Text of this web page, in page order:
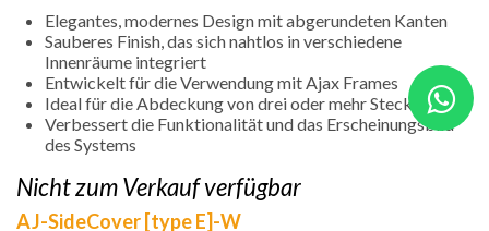
Elegantes, modernes Design mit abgerundeten Kanten
Sauberes Finish, das sich nahtlos in verschiedene
Innenräume integriert
Entwickelt für die Verwendung mit Ajax Frames
Ideal für die Abdeckung von drei oder mehr Steckdosen
Verbessert die Funktionalität und das Erscheinungsbild
des Systems
Nicht zum Verkauf verfügbar
AJ-SideCover [type E]-W